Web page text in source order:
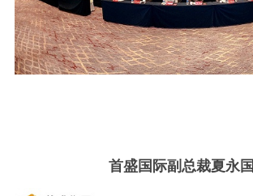
首盛国际副总裁夏永国